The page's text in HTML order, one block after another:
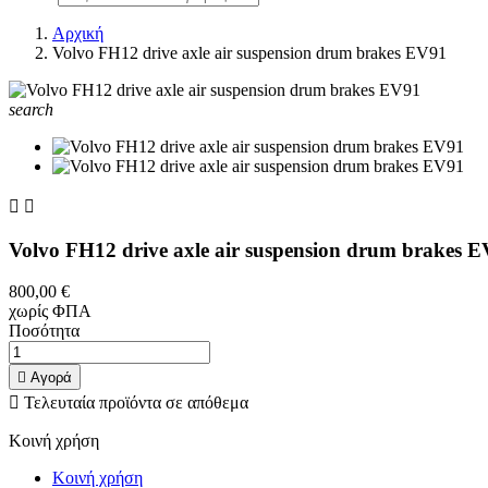
Αρχική
Volvo FH12 drive axle air suspension drum brakes EV91
search
 
Volvo FH12 drive axle air suspension drum brakes
800,00 €
χωρίς ΦΠΑ
Ποσότητα
 Αγορά
 Τελευταία προϊόντα σε απόθεμα
Κοινή χρήση
Κοινή χρήση